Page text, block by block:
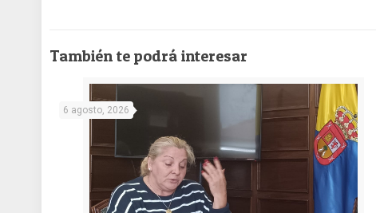
También te podrá interesar
6 agosto, 2026